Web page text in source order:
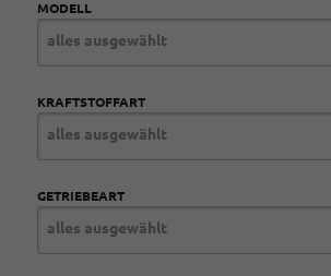
MODELL
alles ausgewählt
KRAFTSTOFFART
alles ausgewählt
GETRIEBEART
alles ausgewählt